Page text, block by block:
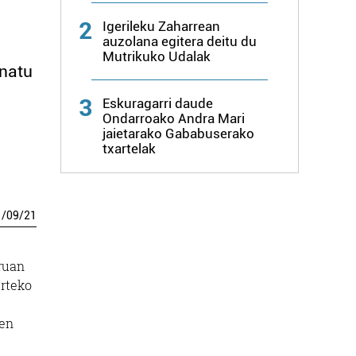
/09/21
2
Igerileku Zaharrean
auzolana egitera deitu du
Mutrikuko Udalak
3
Eskuragarri daude
Ondarroako Andra Mari
jaietarako Gababuserako
txartelak